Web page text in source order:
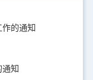
的通知
知